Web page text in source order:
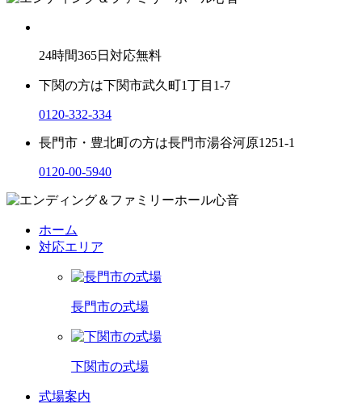
24時間365日対応無料
下関の方は下関市武久町1丁目1-7
0120-332-334
長門市・豊北町の方は長門市湯谷河原1251-1
0120-00-5940
ホーム
対応エリア
長門市の式場
下関市の式場
式場案内